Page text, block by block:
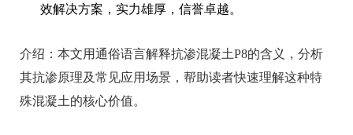
效解决方案，实力雄厚，信誉卓越。
介绍： 本文用通俗语言解释抗渗混凝土P8的含义，分析
其抗渗原理及常见应用场景，帮助读者快速理解这种特
殊混凝土的核心价值。